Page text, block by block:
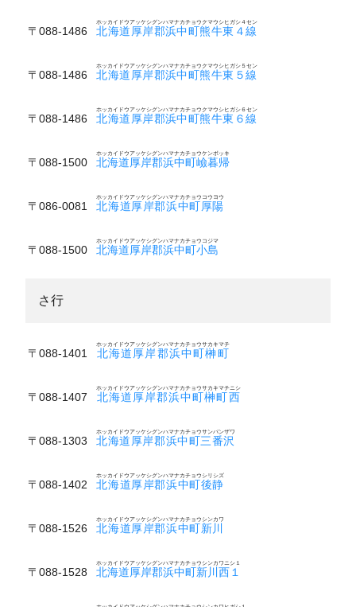
〒088-1486 北海道厚岸郡浜中町熊牛東４線
ホッカイドウアッケシグンハマナカチョウクマウシヒガシ４セン
〒088-1486 北海道厚岸郡浜中町熊牛東５線
ホッカイドウアッケシグンハマナカチョウクマウシヒガシ５セン
〒088-1486 北海道厚岸郡浜中町熊牛東６線
ホッカイドウアッケシグンハマナカチョウクマウシヒガシ６セン
〒088-1500 北海道厚岸郡浜中町嶮暮帰
ホッカイドウアッケシグンハマナカチョウケンボッキ
〒086-0081 北海道厚岸郡浜中町厚陽
ホッカイドウアッケシグンハマナカチョウコウヨウ
〒088-1500 北海道厚岸郡浜中町小島
ホッカイドウアッケシグンハマナカチョウコジマ
さ行
〒088-1401 北海道厚岸郡浜中町榊町
ホッカイドウアッケシグンハマナカチョウサカキマチ
〒088-1407 北海道厚岸郡浜中町榊町西
ホッカイドウアッケシグンハマナカチョウサカキマチニシ
〒088-1303 北海道厚岸郡浜中町三番沢
ホッカイドウアッケシグンハマナカチョウサンバンザワ
〒088-1402 北海道厚岸郡浜中町後静
ホッカイドウアッケシグンハマナカチョウシリシズ
〒088-1526 北海道厚岸郡浜中町新川
ホッカイドウアッケシグンハマナカチョウシンカワ
〒088-1528 北海道厚岸郡浜中町新川西１
ホッカイドウアッケシグンハマナカチョウシンカワニシ１